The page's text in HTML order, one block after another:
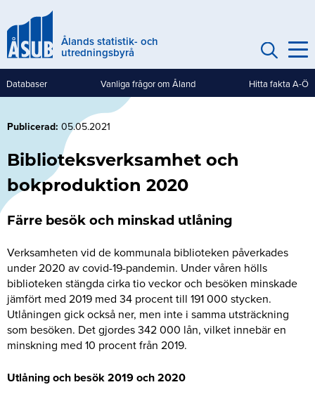
till
huvudinnehållÅlands statistik- och
utredningsbyrå
Genvägar
Databaser Vanliga frågor om Åland Hitta fakta A-Ö
Publicerad 05.05.2021
Biblioteksverksamhet och
bokproduktion 2020
Färre besök och minskad utlåning
Verksamheten vid de kommunala biblioteken påverkades
under 2020 av covid-19-pandemin. Under våren hölls
biblioteken stängda cirka tio veckor och besöken minskade
jämfört med 2019 med 34 procent till 191 000 stycken.
Utlåningen gick också ner, men inte i samma utsträckning
som besöken. Det gjordes 342 000 lån, vilket innebär en
minskning med 10 procent från 2019.
Utlåning och besök 2019 och 2020